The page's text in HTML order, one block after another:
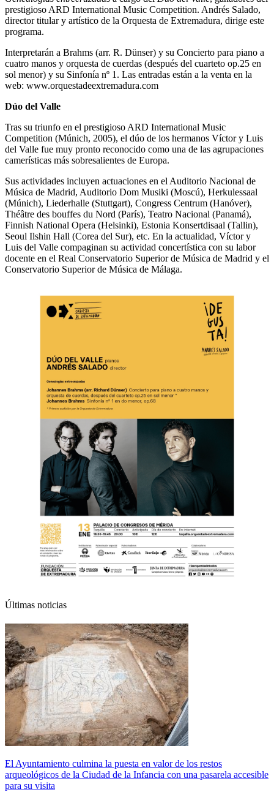
prestigioso ARD International Music Competition. Andrés Salado,
director titular y artístico de la Orquesta de Extremadura, dirige este
programa.
Interpretarán a Brahms (arr. R. Dünser) y su Concierto para piano a
cuatro manos y orquesta de cuerdas (después del cuarteto op.25 en
sol menor) y su Sinfonía nº 1. Las entradas están a la venta en la
web: www.orquestadeextremadura.com
Dúo del Valle
Tras su triunfo en el prestigioso ARD International Music
Competition (Múnich, 2005), el dúo de los hermanos Víctor y Luis
del Valle fue muy pronto reconocido como una de las agrupaciones
camerísticas más sobresalientes de Europa.
Sus actividades incluyen actuaciones en el Auditorio Nacional de
Música de Madrid, Auditorio Dom Musiki (Moscú), Herkulessaal
(Múnich), Liederhalle (Stuttgart), Congress Centrum (Hanóver),
Théâtre des bouffes du Nord (París), Teatro Nacional (Panamá),
Finnish National Opera (Helsinki), Estonia Konsertdisaal (Tallin),
Seoul Ilshin Hall (Corea del Sur), etc. En la actualidad, Víctor y
Luis del Valle compaginan su actividad concertística con su labor
docente en el Real Conservatorio Superior de Música de Madrid y el
Conservatorio Superior de Música de Málaga.
Últimas noticias
El Ayuntamiento culmina la puesta en valor de los restos
arqueológicos de la Ciudad de la Infancia con una pasarela accesible
para su visita